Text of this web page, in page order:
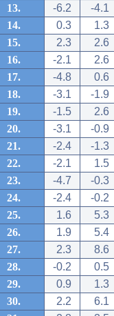
13.
-6.2
-4.1
14.
0.3
1.3
15.
2.3
2.6
16.
-2.1
2.6
17.
-4.8
0.6
18.
-3.1
-1.9
19.
-1.5
2.6
20.
-3.1
-0.9
21.
-2.4
-1.3
22.
-2.1
1.5
23.
-4.7
-0.3
24.
-2.4
-0.2
25.
1.6
5.3
26.
1.9
5.4
27.
2.3
8.6
28.
-0.2
0.5
29.
0.9
1.3
30.
2.2
6.1